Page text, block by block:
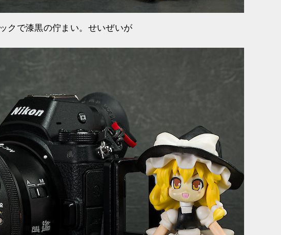
クで漆黒の佇まい。せいぜいが